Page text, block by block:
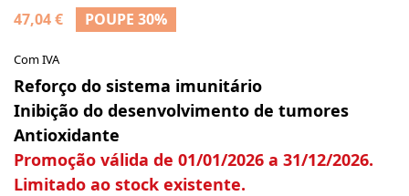
47,04 €
POUPE 30%
Com IVA
Reforço do sistema imunitário
Inibição do desenvolvimento de tumores
Antioxidante
Promoção válida de 01/01/2026 a 31/12/2026.
Limitado ao stock existente.